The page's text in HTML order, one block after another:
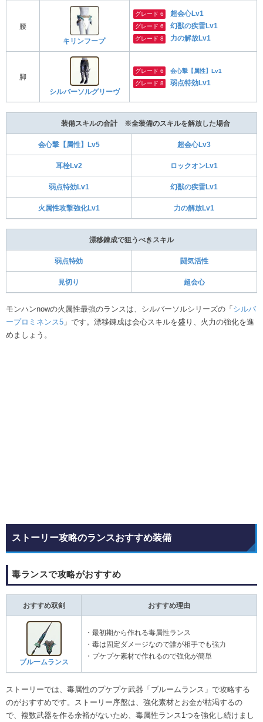
腰
キリンフープ
グレード 6 超会心Lv1
グレード 6 幻獣の疾雷Lv1
グレード 8 力の解放Lv1
脚
シルバーソルグリーヴ
グレード 6
会心撃【属性】Lv1
グレード 8
弱点特効Lv1
装備スキルの合計 ※全装備のスキルを解放した場合
会心撃【属性】Lv5 超会心Lv3
耳栓Lv2 ロックオンLv1
弱点特効Lv1 幻獣の疾雷Lv1
火属性攻撃強化Lv1 力の解放Lv1
漂移錬成で狙うべきスキル
弱点特効 闘気活性
見切り 超会心
モンハンnowの火属性最強のランスは、シルバーソルシリーズの「 シルバ
ープロミネンス5 」です。漂移錬成は会心スキルを盛り、火力の強化を進
めましょう。
ストーリー攻略のランスおすすめ装備
毒ランスで攻略がおすすめ
おすすめ双剣 おすすめ理由
ブルームランス
・最初期から作れる毒属性ランス
・毒は固定ダメージなので誰が相手でも強力
・プケプケ素材で作れるので強化が簡単
ストーリーでは、毒属性のプケプケ武器「ブルームランス」で攻略する
のがおすすめです。ストーリー序盤は、強化素材とお金が枯渇するの
で、複数武器を作る余裕がないため、毒属性ランス1つを強化し続けまし